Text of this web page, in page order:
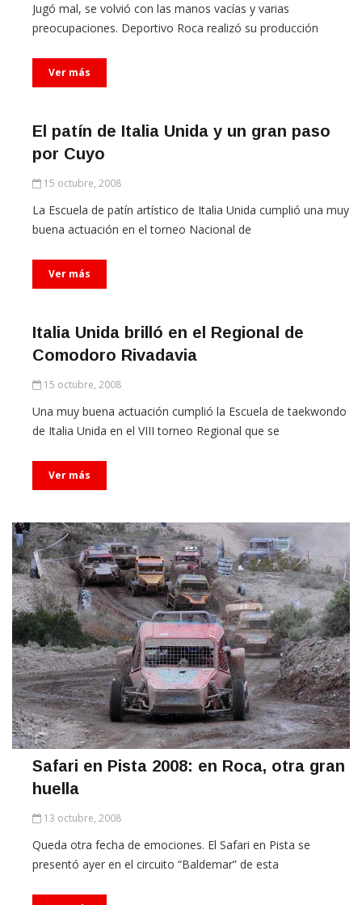
Jugó mal, se volvió con las manos vacías y varias
preocupaciones. Deportivo Roca realizó su producción
Ver más
El patín de Italia Unida y un gran paso
por Cuyo
15 octubre, 2008
La Escuela de patín artístico de Italia Unida cumplió una muy
buena actuación en el torneo Nacional de
Ver más
Italia Unida brilló en el Regional de
Comodoro Rivadavia
15 octubre, 2008
Una muy buena actuación cumplió la Escuela de taekwondo
de Italia Unida en el VIII torneo Regional que se
Ver más
Safari en Pista 2008: en Roca, otra gran
huella
13 octubre, 2008
Queda otra fecha de emociones. El Safari en Pista se
presentó ayer en el circuito “Baldemar” de esta